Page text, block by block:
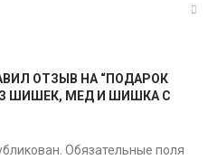
ОТЗЫВ НА “ПОДАРОК
ШИШЕК, МЕД И ШИШКА С
Обязательные поля